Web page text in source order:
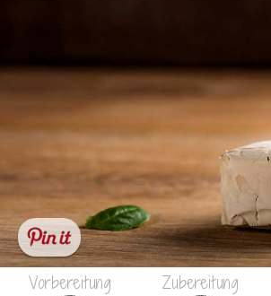
Vorbereitung Zubereitung